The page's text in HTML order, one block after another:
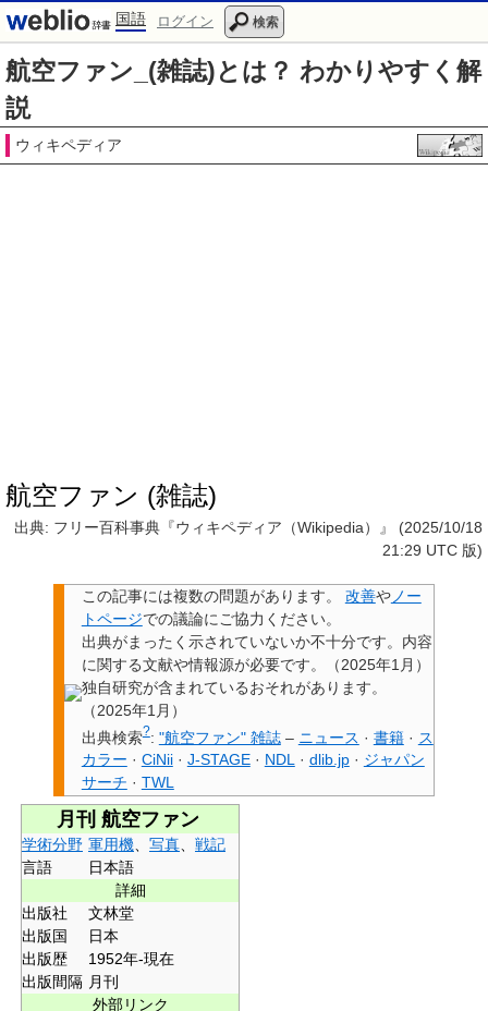
国語 ログイン 検索
航空ファン_(雑誌)とは？ わかりやすく解
説
ウィキペディア
航空ファン (雑誌)
出典: フリー百科事典『ウィキペディア（Wikipedia）』 (2025/10/18
21:29 UTC 版)
この記事には複数の問題があります。 改善やノー
トページでの議論にご協力ください。
出典がまったく示されていないか不十分です。内容
に関する文献や情報源が必要です。
（2025年1月 ）
独自研究が含まれているおそれがあります。
（2025年1月 ）
出典検索?: "航空ファン" 雑誌– ニュース · 書籍 · ス
カラー · CiNii · J-STAGE · NDL · dlib.jp · ジャパン
サーチ · TWL
月刊 航空ファン
学術分野 軍用機 写真
戦記
言語
日本語
詳細
出版社
文林堂
出版国
日本
出版歴
1952年-現在
出版間隔 月刊
外部リンク